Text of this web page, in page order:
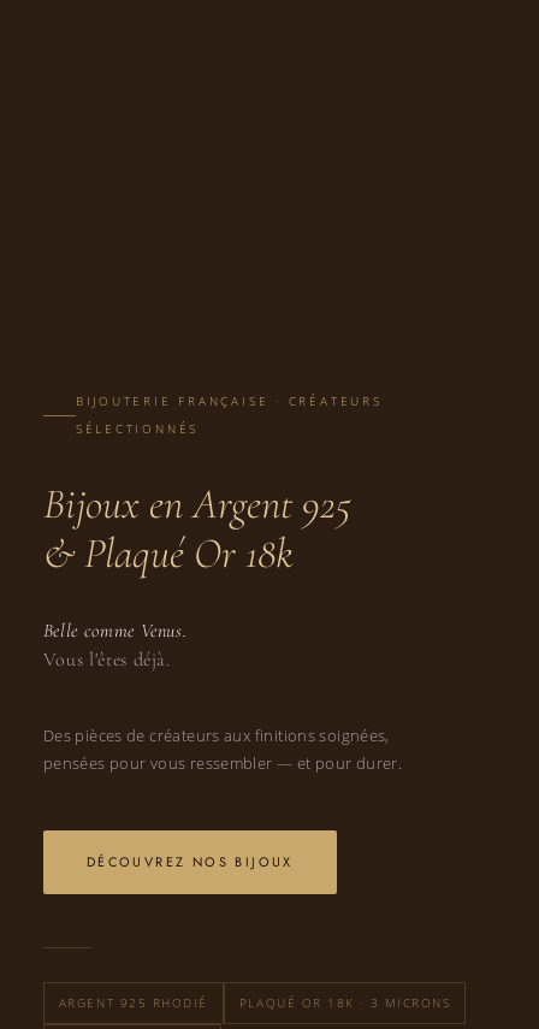
BIJOUTERIE FRANÇAISE · CRÉATEURS
SÉLECTIONNÉS
Bijoux en Argent 925
& Plaqué Or 18k
Belle comme Venus.
Vous l'êtes déjà.
Des pièces de créateurs aux finitions soignées,
pensées pour vous ressembler — et pour durer.
DÉCOUVREZ NOS BIJOUX
ARGENT 925 RHODIÉ PLAQUÉ OR 18K · 3 MICRONS